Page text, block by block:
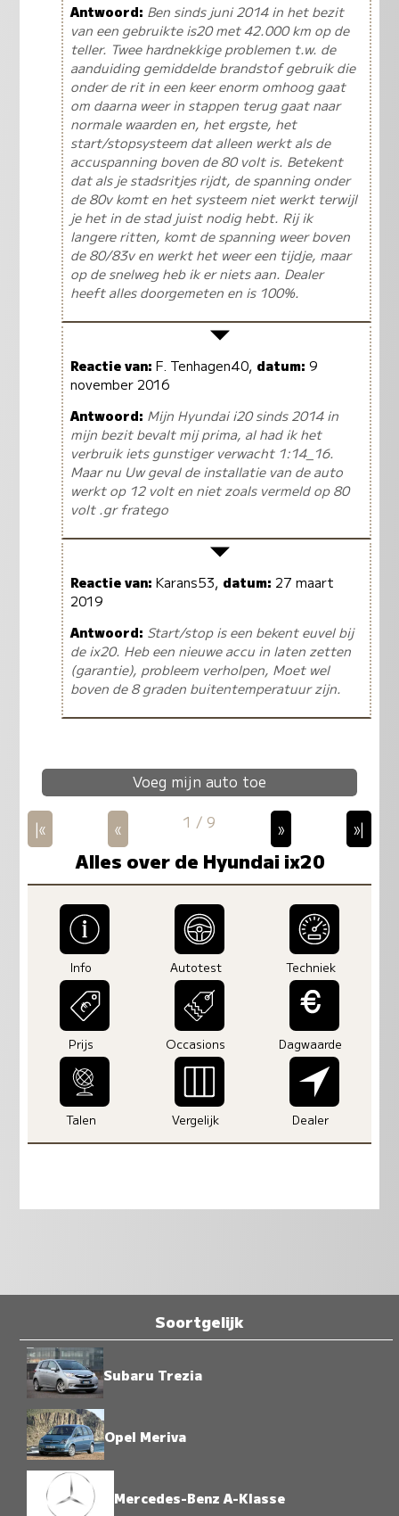
Antwoord: Ben sinds juni 2014 in het bezit
van een gebruikte is20 met 42.000 km op de
teller. Twee hardnekkige problemen t.w. de
aanduiding gemiddelde brandstof gebruik die
onder de rit in een keer enorm omhoog gaat
om daarna weer in stappen terug gaat naar
normale waarden en, het ergste, het
start/stopsysteem dat alleen werkt als de
accuspanning boven de 80 volt is. Betekent
dat als je stadsritjes rijdt, de spanning onder
de 80v komt en het systeem niet werkt terwijl
je het in de stad juist nodig hebt. Rij ik
langere ritten, komt de spanning weer boven
de 80/83v en werkt het weer een tijdje, maar
op de snelweg heb ik er niets aan. Dealer
heeft alles doorgemeten en is 100%.
Reactie van: F. Tenhagen40, datum: 9
november 2016
Antwoord: Mijn Hyundai i20 sinds 2014 in
mijn bezit bevalt mij prima, al had ik het
verbruik iets gunstiger verwacht 1:14_16.
Maar nu Uw geval de installatie van de auto
werkt op 12 volt en niet zoals vermeld op 80
volt .gr fratego
Reactie van: Karans53, datum: 27 maart
2019
Antwoord: Start/stop is een bekent euvel bij
de ix20. Heb een nieuwe accu in laten zetten
(garantie), probleem verholpen, Moet wel
boven de 8 graden buitentemperatuur zijn.
Voeg mijn auto toe
|« « 1 / 9 » »|
Alles over de Hyundai ix20
Info Autotest Techniek
Prijs Occasions Dagwaarde
Talen Vergelijk Dealer
Soortgelijk
Subaru Trezia
Opel Meriva
Mercedes-Benz A-Klasse